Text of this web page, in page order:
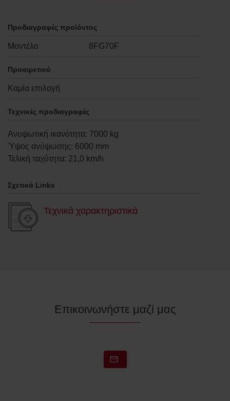
Προδιαγραφές προϊόντος
Μοντέλο 8FG70F
Προαιρετικό
Καμία επιλογή
Τεχνικές προδιαγραφές
Ανυψωτική ικανότητα: 7000 kg
Ύψος ανύψωσης: 6000 mm
Τελική ταχύτητα: 21,0 km/h
Σχετικά Links
Τεχνικά χαρακτηριστικά
Επικοινωνήστε μαζί μας